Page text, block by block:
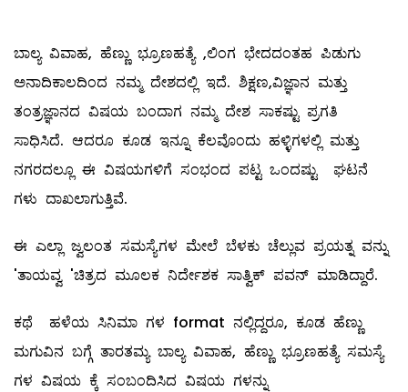
ಬಾಲ್ಯ ವಿವಾಹ, ಹೆಣ್ಣು ಭ್ರೂಣಹತ್ಯೆ ,ಲಿಂಗ ಭೇದದಂತಹ ಪಿಡುಗು
ಅನಾದಿಕಾಲದಿಂದ ನಮ್ಮ ದೇಶದಲ್ಲಿ ಇದೆ. ಶಿಕ್ಷಣ,ವಿಜ್ಞಾನ ಮತ್ತು
ತಂತ್ರಜ್ಞಾನದ ವಿಷಯ ಬಂದಾಗ ನಮ್ಮ ದೇಶ ಸಾಕಷ್ಟು ಪ್ರಗತಿ
ಸಾಧಿಸಿದೆ. ಆದರೂ ಕೂಡ ಇನ್ನೂ ಕೆಲವೊಂದು ಹಳ್ಳಿಗಳಲ್ಲಿ ಮತ್ತು
ನಗರದಲ್ಲೂ ಈ ವಿಷಯಗಳಿಗೆ ಸಂಭಂದ ಪಟ್ಟ ಒಂದಷ್ಟು ಘಟನೆ
ಗಳು ದಾಖಲಾಗುತ್ತಿವೆ.
ಈ ಎಲ್ಲಾ ಜ್ವಲಂತ ಸಮಸ್ಯೆಗಳ ಮೇಲೆ ಬೆಳಕು ಚೆಲ್ಲುವ ಪ್ರಯತ್ನ ವನ್ನು
'ತಾಯವ್ವ 'ಚಿತ್ರದ ಮೂಲಕ ನಿರ್ದೇಶಕ ಸಾತ್ವಿಕ್ ಪವನ್ ಮಾಡಿದ್ದಾರೆ.
ಕಥೆ ಹಳೆಯ ಸಿನಿಮಾ ಗಳ format ನಲ್ಲಿದ್ದರೂ, ಕೂಡ ಹೆಣ್ಣು
ಮಗುವಿನ ಬಗ್ಗೆ ತಾರತಮ್ಯ ಬಾಲ್ಯ ವಿವಾಹ, ಹೆಣ್ಣು ಭ್ರೂಣಹತ್ಯೆ ಸಮಸ್ಯೆ
ಗಳ ವಿಷಯ ಕ್ಕೆ ಸಂಬಂದಿಸಿದ ವಿಷಯ ಗಳನ್ನು